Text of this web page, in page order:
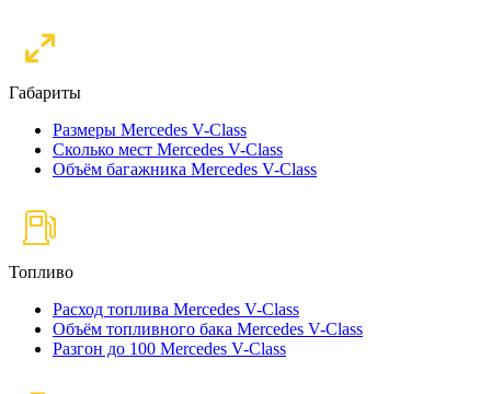
Габариты
Размеры Mercedes V-Class
Сколько мест Mercedes V-Class
Объём багажника Mercedes V-Class
Топливо
Расход топлива Mercedes V-Class
Объём топливного бака Mercedes V-Class
Разгон до 100 Mercedes V-Class